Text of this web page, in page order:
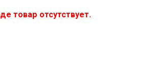
товар отсутствует.